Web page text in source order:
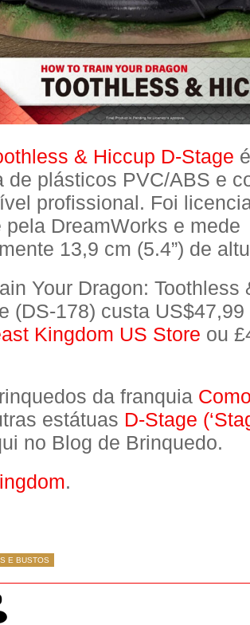
& Hiccup D-Stage
de plásticos PVC/ABS e
profissional. Foi
pela DreamWorks e mede
13,9 cm (5.4”) de
Your Dragon: Toothless
(DS-178) custa
Kingdom US Store ou
da franquia
estátuas D-Stage
no Blog de Brinquedo.
.
E BUSTOS